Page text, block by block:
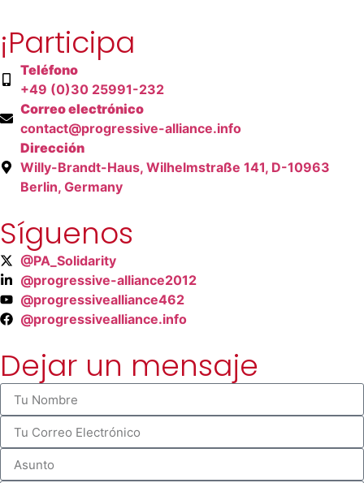
¡Participa
Teléfono
+49 (0)30 25991-232
Correo electrónico
contact@progressive-alliance.info
Dirección
Willy-Brandt-Haus, Wilhelmstraße 141, D-10963
Berlin, Germany
Síguenos
@PA_Solidarity
@progressive-alliance2012
@progressivealliance462
@progressivealliance.info
Dejar un mensaje